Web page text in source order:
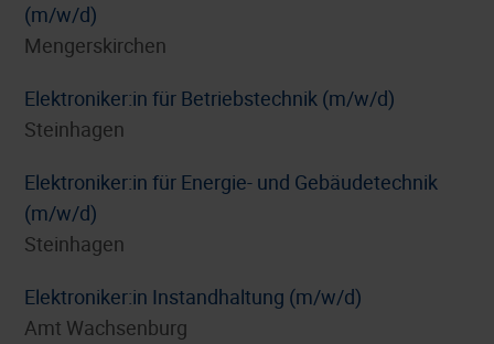
(m/w/d)
Mengerskirchen
Elektroniker:in für Betriebstechnik (m/w/d)
Steinhagen
Elektroniker:in für Energie- und Gebäudetechnik
(m/w/d)
Steinhagen
Elektroniker:in Instandhaltung (m/w/d)
Amt Wachsenburg